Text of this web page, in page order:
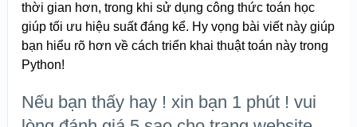
thời gian hơn, trong khi sử dụng công thức toán học
giúp tối ưu hiệu suất đáng kể. Hy vọng bài viết này giúp
bạn hiểu rõ hơn về cách triển khai thuật toán này trong
Python!
Nếu bạn thấy hay ! xin bạn 1 phút ! vui